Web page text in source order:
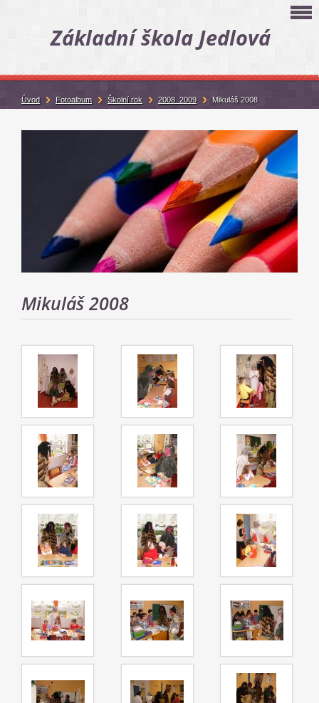
Základní škola Jedlová
Mikuláš 2008
Úvod Fotoalbum Školní rok 2008_2009 Mikuláš 2008